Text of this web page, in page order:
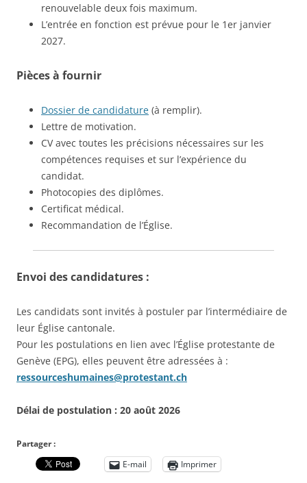
renouvelable deux fois maximum.
L’entrée en fonction est prévue pour le 1er janvier
2027.
Pièces à fournir
Dossier de candidature (à remplir).
Lettre de motivation.
CV avec toutes les précisions nécessaires sur les
compétences requises et sur l’expérience du
candidat.
Photocopies des diplômes.
Certificat médical.
Recommandation de l’Église.
Envoi des candidatures :
Les candidats sont invités à postuler par l’intermédiaire de
leur Église cantonale.
Pour les postulations en lien avec l’Église protestante de
Genève (EPG), elles peuvent être adressées à :
ressourceshumaines@protestant.ch
Délai de postulation : 20 août 2026
Partager :
E-mail
Imprimer